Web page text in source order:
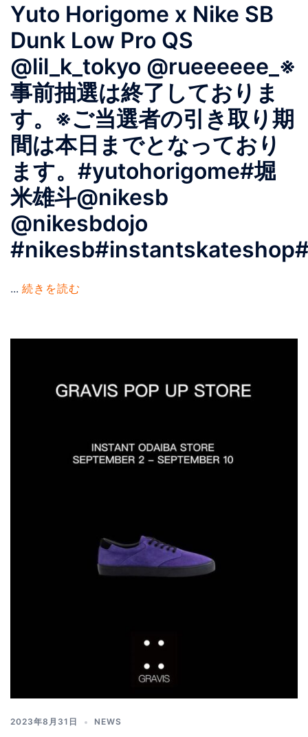
Yuto Horigome x Nike SB
Dunk Low Pro QS
@lil_k_tokyo @rueeeeee_※
事前抽選は終了しておりま
す。※ご当選者の引き取り期
間は本日までとなっており
ます。#yutohorigome#堀
米雄斗@nikesb
@nikesbdojo
... 続きを読む
2023年8月31日 NEWS